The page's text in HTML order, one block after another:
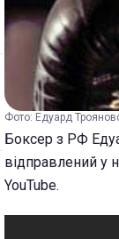
Фото: Едуард
Боксер з РФ
відправлений у
YouTube.